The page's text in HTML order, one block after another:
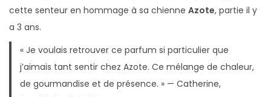
cette senteur en hommage à sa chienne Azote, partie il y
a 3 ans.
« Je voulais retrouver ce parfum si particulier que
j’aimais tant sentir chez Azote. Ce mélange de chaleur,
de gourmandise et de présence. »— Catherine,